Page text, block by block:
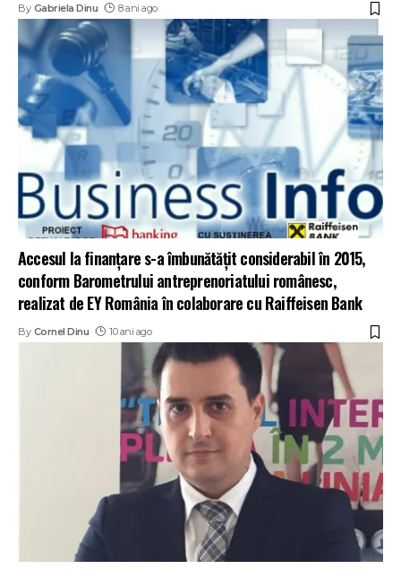
By Gabriela Dinu 8 ani ago
Accesul la finanțare s-a îmbunătățit considerabil în 2015,
conform Barometrului antreprenoriatului românesc,
realizat de EY România în colaborare cu Raiffeisen Bank
By Cornel Dinu 10 ani ago